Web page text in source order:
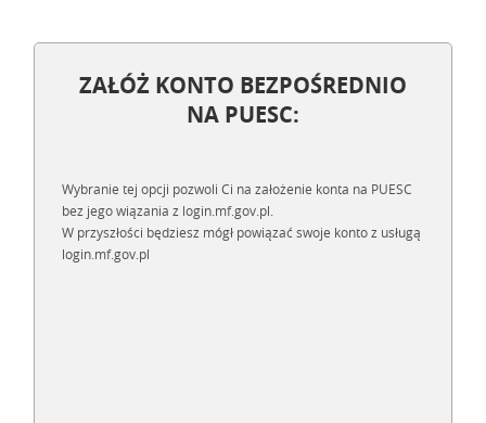
ZAŁÓŻ KONTO BEZPOŚREDNIO
NA PUESC:
Wybranie tej opcji pozwoli Ci na założenie konta na PUESC
bez jego wiązania z login.mf.gov.pl.
W przyszłości będziesz mógł powiązać swoje konto z usługą
login.mf.gov.pl